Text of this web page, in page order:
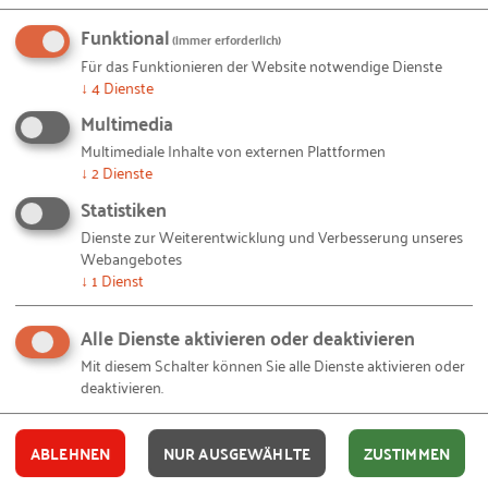
€ für ein Set von insgesamt 3 Spielen.
Das Spiel werde ich bei Unternehmenswerkstätten
erneut einsetzen, um Unternehmerinnen und
Unternehmen einen Eindruck zu ermöglichen, wie
interkulturelle Trainings aussehen können. In
konzeptioneller Hinsicht entwickle ich nun
Fragestellungen und Aufgaben, die direkt nach dem
Spiel besprochen werden können. Denn das Ziel
unserer Unternehmenswerkstätten besteht darin,
dass Teilnehmende das Gelernte auf den
Diversity-Spiel gute Voraussetzungen.
Funktional(immer erforderlich)
Für das Funktionieren der Website notwendige Dienste
↓ 4Dienste
Multimedia
Multimediale Inhalte von externen Plattformen
↓ 2Dienste
Statistiken
Dienste zur Weiterentwicklung und Verbesserung unseres
Webangebotes
↓ 1 Dienst
Alle Dienste aktivieren oder deaktivieren
Mit diesem Schalter können Sie alle Dienste aktivieren oder
deaktivieren.
ABLEHNEN NUR AUSGEWÄHLTE ZUSTIMMEN